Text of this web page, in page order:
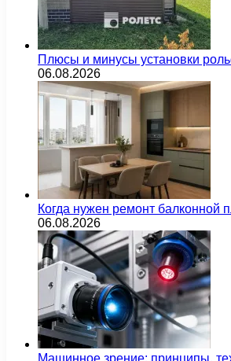
Плюсы и минусы установки
06.08.2026
Когда нужен ремонт балконной
06.08.2026
Машинное зрение: принципы,